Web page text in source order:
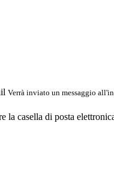
Verrà inviato un messaggio
la casella di posta